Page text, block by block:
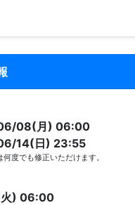
08(月) 06:00
14(日) 23:55
度でも修正いただけます。
) 06:00